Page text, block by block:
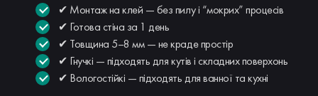
✔ Монтаж на клей — без пилу і “мокрих” процесів
✔ Готова стіна за 1 день
✔ Товщина 5–8 мм — не краде простір
✔ Гнучкі — підходять для кутів і складних поверхонь
✔ Вологостійкі — підходять для ванної та кухні